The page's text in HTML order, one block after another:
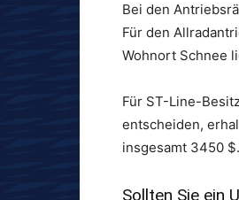
Bei den
Für den
Wohnort Schnee
Für ST-Line-
entscheiden,
insgesamt 3450
Sollten Sie ein